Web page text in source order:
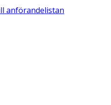
anförandelistan